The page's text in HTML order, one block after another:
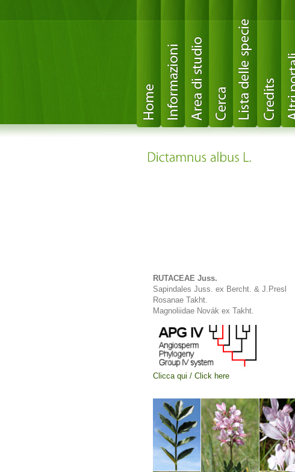
RUTACEAE Juss.
Sapindales Juss. ex Bercht. & J.Presl
Rosanae Takht.
Magnoliidae Novák ex Takht.
Clicca qui / Click here